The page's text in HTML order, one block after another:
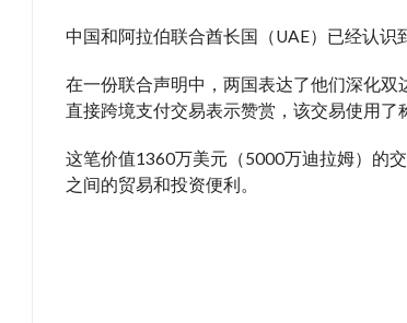
中国和阿拉伯联合酋长国（UAE）已经认识
在一份联合声明中，两国表达了他们深化
直接跨境支付交易表示赞赏，该交易使用了
这笔价值1360万美元（5000万迪拉姆）的
之间的贸易和投资便利。